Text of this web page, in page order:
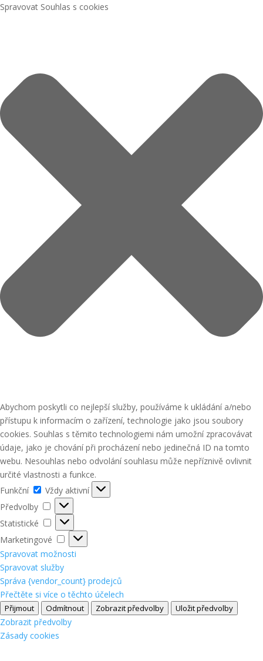
Spravovat Souhlas s cookies
Abychom poskytli co nejlepší služby, používáme k ukládání a/nebo
přístupu k informacím o zařízení, technologie jako jsou soubory
cookies. Souhlas s těmito technologiemi nám umožní zpracovávat
údaje, jako je chování při procházení nebo jedinečná ID na tomto
webu. Nesouhlas nebo odvolání souhlasu může nepříznivě ovlivnit
určité vlastnosti a funkce.
Funkční
Funkční
Vždy aktivní
Předvolby
Předvolby
Statistické
Statistické
Marketingové
Marketingové
Spravovat možnosti
Spravovat služby
Správa {vendor_count} prodejců
Přečtěte si více o těchto účelech
Přijmout Odmítnout Zobrazit předvolby Uložit předvolby
Zobrazit předvolby
Zásady cookies